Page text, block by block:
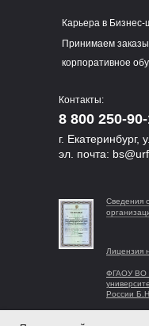
8 800 250-
Контакты:
Принимаем
корпоративное
Лицензия
ФГАОУ ВО
России
Сведения
г. Екатеринбург,
эл. почта:
Карьера в